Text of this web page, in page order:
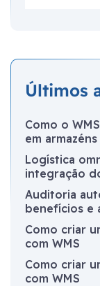
Últimos
Como o
em armazéns
Logística
integração
Auditoria
benefícios e
Como criar
com WMS
Como criar
com WMS